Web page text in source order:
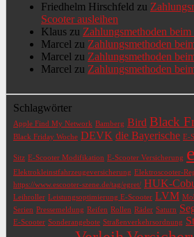
Friedhelm Hirschfeld zu
Scooter ausleihen
Klaus zu Zahlungsmethoden
Marcel zu Zahlungsmethoden
Marcel zu Zahlungsmethoden
Marcel zu Zahlungsmethoden
Schlagwörter
Apple Find My Network Bamberg Bird Black
Black Friday Woche DEVK die Bayerische E-
Sitz E-Scooter Modifikation E-Scooter Versicherung
Elektrokleinstfahrzeugeversicherung Elektroscooter-
https://www.escooter-szene.de/tag/egret/ HUK-
Leihroller Leistungsoptimierung E-Scooter LVM
Serien Pressemeldung Reifen Rollen Räder Saturn
E-Scooter Sonderangebote Straßenverkehrsordnung